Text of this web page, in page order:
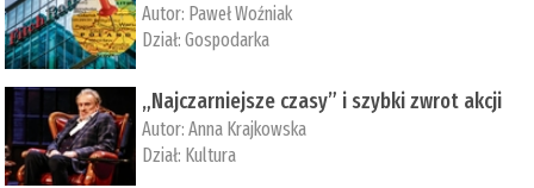
Autor: Paweł Woźniak
Dział:Gospodarka
„Najczarniejsze czasy” i szybki zwrot akcji
Autor:Anna Krajkowska
Dział: Kultura